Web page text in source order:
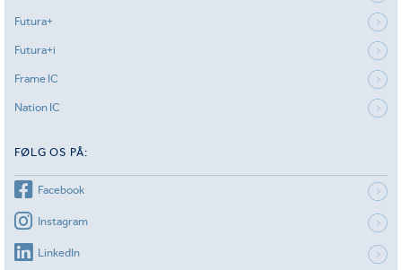
Futura+
Futura+i
Frame IC
Nation IC
FØLG OS PÅ:
Facebook
Instagram
LinkedIn